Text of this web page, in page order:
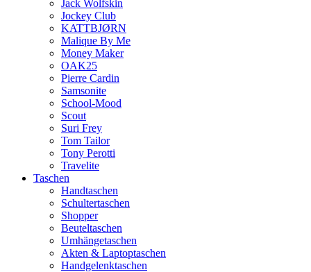
Jack Wolfskin
Jockey Club
KATTBJØRN
Malique By Me
Money Maker
OAK25
Pierre Cardin
Samsonite
School-Mood
Scout
Suri Frey
Tom Tailor
Tony Perotti
Travelite
Taschen
Handtaschen
Schultertaschen
Shopper
Beuteltaschen
Umhängetaschen
Akten & Laptoptaschen
Handgelenktaschen